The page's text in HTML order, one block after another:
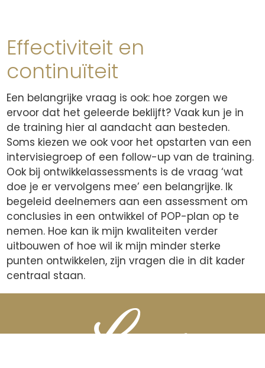
Effectiviteit en
continuïteit
Een belangrijke vraag is ook: hoe zorgen we
ervoor dat het geleerde beklijft? Vaak kun je in
de training hier al aandacht aan besteden.
Soms kiezen we ook voor het opstarten van een
intervisiegroep of een follow-up van de training.
Ook bij ontwikkelassessments is de vraag ‘wat
doe je er vervolgens mee’ een belangrijke. Ik
begeleid deelnemers aan een assessment om
conclusies in een ontwikkel of POP-plan op te
nemen. Hoe kan ik mijn kwaliteiten verder
uitbouwen of hoe wil ik mijn minder sterke
punten ontwikkelen, zijn vragen die in dit kader
centraal staan.